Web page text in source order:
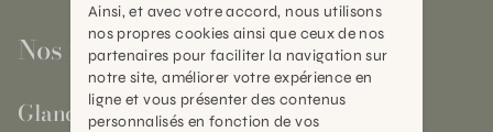
Nos magasins
Gland
Ainsi, et avec votre accord, nous utilisons
nos propres cookies ainsi que ceux de nos
partenaires pour faciliter la navigation sur
notre site, améliorer votre expérience en
ligne et vous présenter des contenus
personnalisés en fonction de vos